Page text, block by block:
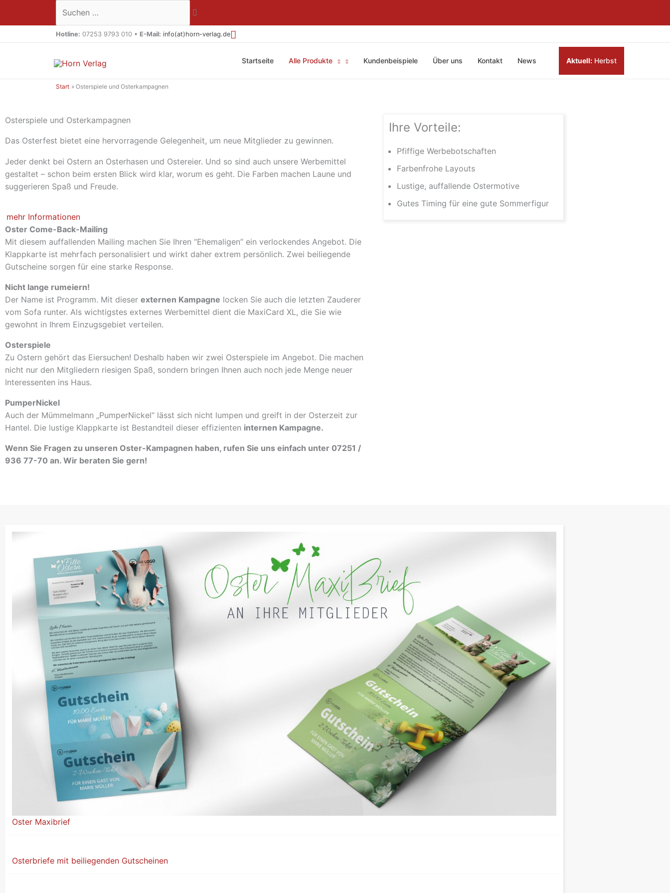
Suchen …
Hotline: 07253 9793 010 • E-Mail: info(at)horn-verlag.de
Startseite Alle Produkte Kundenbeispiele Über uns Kontakt News Aktuell: Herbst
Start Osterspiele und Osterkampagnen
Osterspiele und Osterkampagnen
Das Osterfest bietet eine hervorragende Gelegenheit, um neue Mitglieder zu gewinnen.
Jeder denkt bei Ostern an Osterhasen und Ostereier. Und so sind auch unsere Werbemittel
gestaltet – schon beim ersten Blick wird klar, worum es geht. Die Farben machen Laune und
suggerieren Spaß und Freude.
mehr Informationen
Oster Come-Back-Mailing
Mit diesem auffallenden Mailing machen Sie Ihren “Ehemaligen” ein verlockendes Angebot. Die
Klappkarte ist mehrfach personalisiert und wirkt daher extrem persönlich. Zwei beiliegende
Gutscheine sorgen für eine starke Response.
Nicht lange rumeiern!
Der Name ist Programm. Mit dieser externen Kampagne locken Sie auch die letzten Zauderer
vom Sofa runter. Als wichtigstes externes Werbemittel dient die MaxiCard XL, die Sie wie
gewohnt in Ihrem Einzugsgebiet verteilen.
Osterspiele
Zu Ostern gehört das Eiersuchen! Deshalb haben wir zwei Osterspiele im Angebot. Die machen
nicht nur den Mitgliedern riesigen Spaß, sondern bringen Ihnen auch noch jede Menge neuer
Interessenten ins Haus.
PumperNickel
Auch der Mümmelmann „PumperNickel“ lässt sich nicht lumpen und greift in der Osterzeit zur
Hantel. Die lustige Klappkarte ist Bestandteil dieser effizienten internen Kampagne.
Wenn Sie Fragen zu unseren Oster-Kampagnen haben, rufen Sie uns einfach unter 07251 /
936 77-70 an. Wir beraten Sie gern!
Ihre Vorteile:
Pfiffige Werbebotschaften
Farbenfrohe Layouts
Lustige, auffallende Ostermotive
Gutes Timing für eine gute Sommerfigur
Oster Maxibrief
Osterbriefe mit beiliegenden Gutscheinen